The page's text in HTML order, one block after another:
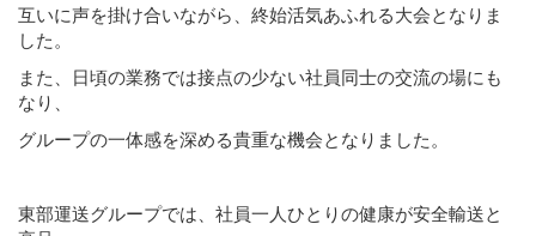
互いに声を掛け合いながら、終始活気あふれる大会となりま
した。
また、日頃の業務では接点の少ない社員同士の交流の場にも
なり、
グループの一体感を深める貴重な機会となりました。
東部運送グループでは、社員一人ひとりの健康が安全輸送と